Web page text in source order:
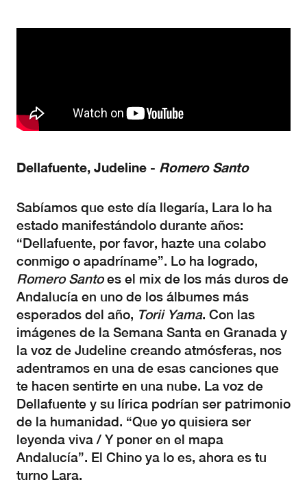
Dellafuente, Judeline - Romero Santo
Sabíamos que este día llegaría, Lara lo ha
estado manifestándolo durante años:
“Dellafuente, por favor, hazte una colabo
conmigo o apadríname”. Lo ha logrado,
Romero Santoes el mix de los más duros de
Andalucía en uno de los álbumes más
esperados del año, Torii Yama. Con las
imágenes de la Semana Santa en Granada y
la voz de Judeline creando atmósferas, nos
adentramos en una de esas canciones que
te hacen sentirte en una nube. La voz de
Dellafuente y su lírica podrían ser patrimonio
de la humanidad. “Que yo quisiera ser
leyenda viva / Y poner en el mapa
Andalucía”. El Chino ya lo es, ahora es tu
turno Lara.